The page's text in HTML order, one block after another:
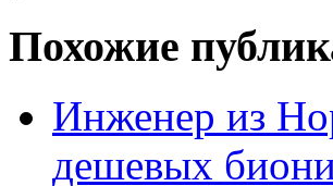
Похожие
Инженер из
дешевых